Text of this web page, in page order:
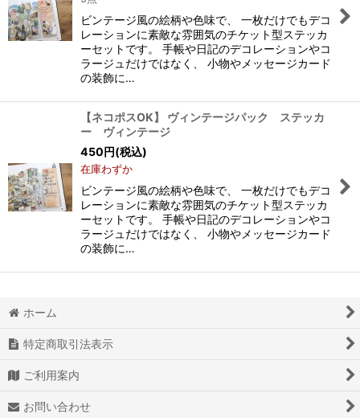
ビンテージ風の絵柄や色味で、 一枚だけでもデコ
レーションに素敵な雰囲気のチケット型ステッカ
ーセットです。 手帳や日記のデコレーションやコ
ラージュだけではなく、 小物やメッセージカード
の装飾に…
【ネコポスOK】 ヴィンテージパック ステッカ
ー ヴィンテージ
450円(税込)
在庫わずか
ビンテージ風の絵柄や色味で、 一枚だけでもデコ
レーションに素敵な雰囲気のチケット型ステッカ
ーセットです。 手帳や日記のデコレーションやコ
ラージュだけではなく、 小物やメッセージカード
の装飾に…
ホーム
特定商取引法表示
ご利用案内
お問い合わせ